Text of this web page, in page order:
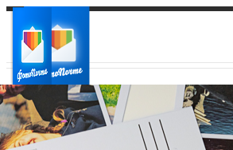
Ваш город: